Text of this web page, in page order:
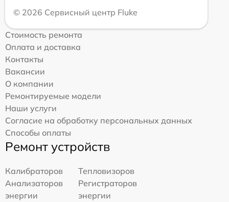
© 2026 Сервисный центр Fluke
Стоимость ремонта
Оплата и доставка
Контакты
Вакансии
О компании
Ремонтируемые модели
Наши услуги
Согласие на обработку персональных данных
Способы оплаты
Ремонт устройств
Калибраторов
Тепловизоров
Анализаторов
энергии
Регистраторов
энергии